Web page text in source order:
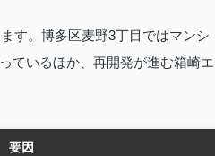
す。博多区麦野3丁目ではマンシ
ているほか、再開発が進む箱崎エ
要因